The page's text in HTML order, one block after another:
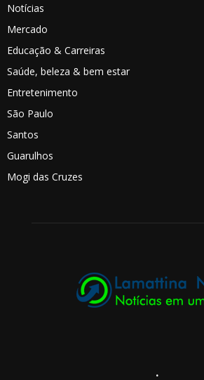
Notícias
Mercado
Educação & Carreiras
Saúde, beleza & bem estar
Entretenimento
São Paulo
Santos
Guarulhos
Mogi das Cruzes
.